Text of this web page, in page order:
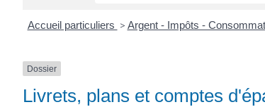
Accueil particuliers > Argent - Impôts -
Dossier
Livrets, plans et comptes